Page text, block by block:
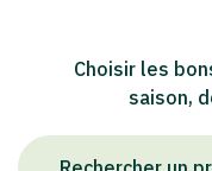
Choisir les
saison,